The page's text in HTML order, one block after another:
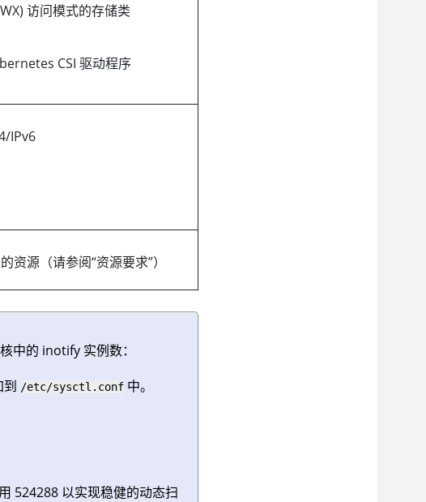
访问模式的存储类
CSI 驱动程序
IPv6
源（请参阅“资源要求”）
中的 inotify 实例数：
/etc/sysctl.conf中。
524288 以实现稳健的动态扫